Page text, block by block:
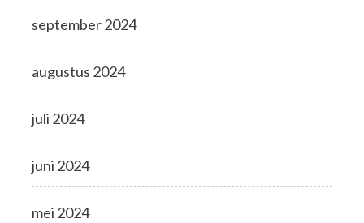
september 2024
augustus 2024
juli 2024
juni 2024
mei 2024